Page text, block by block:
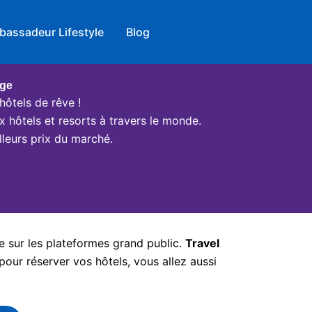
Lifestyle Blog
de rêve !
hôtels et resorts à travers le monde.
prix du marché.
sur les plateformes grand public. Travel
réserver vos hôtels, vous allez aussi